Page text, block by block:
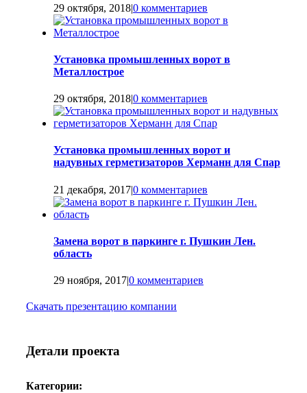
29 октября, 2018|0 комментариев
Установка промышленных ворот в
Металлострое
29 октября, 2018|0 комментариев
Установка промышленных ворот и
надувных герметизаторов Херманн для Спар
21 декабря, 2017|0 комментариев
Замена ворот в паркинге г. Пушкин Лен.
область
29 ноября, 2017|0 комментариев
Скачать презентацию компании
Детали проекта
Категории: